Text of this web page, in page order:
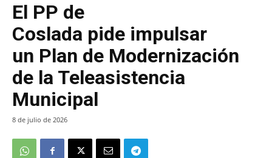
El PP de
Coslada pide impulsar
un Plan de Modernización
de la Teleasistencia
Municipal
8 de julio de 2026